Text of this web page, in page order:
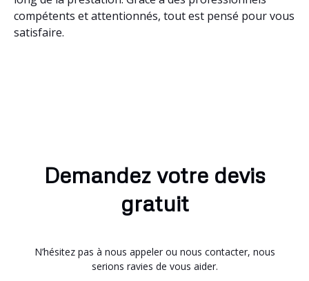
compétents et attentionnés, tout est pensé pour vous
satisfaire.
Demandez votre devis
gratuit
N’hésitez pas à nous appeler ou nous contacter, nous
serions ravies de vous aider.